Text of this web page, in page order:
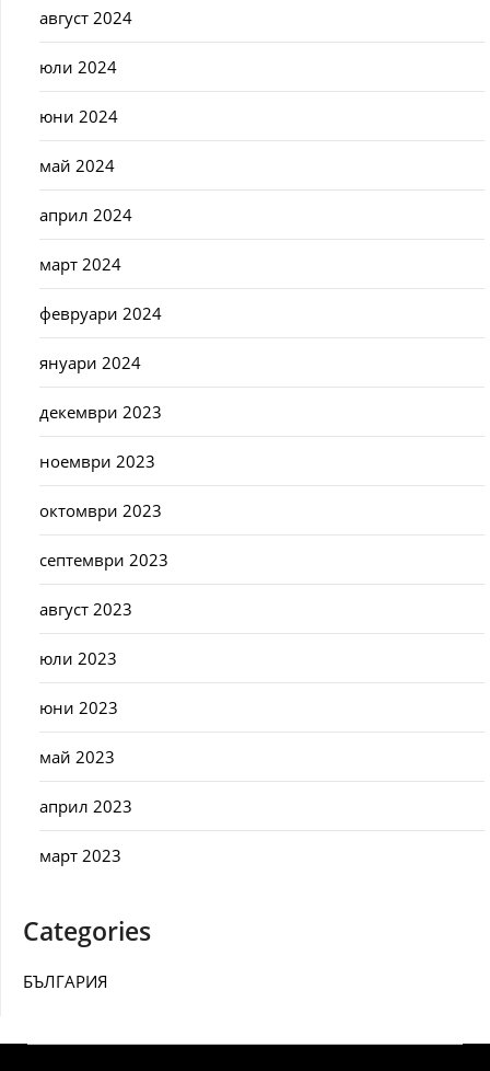
август 2024
юли 2024
юни 2024
май 2024
април 2024
март 2024
февруари 2024
януари 2024
декември 2023
ноември 2023
октомври 2023
септември 2023
август 2023
юли 2023
юни 2023
май 2023
април 2023
март 2023
Categories
БЪЛГАРИЯ